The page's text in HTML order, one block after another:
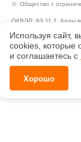
© Общество с
ОКВЭД: 63.11.1, Коды
Исключительные
Справка о
Используя сайт,
сооkiеs, которые
и соглашаетесь с
Хорошо